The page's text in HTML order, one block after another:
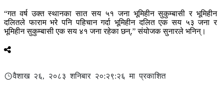
“गत वर्ष उक्त स्थानका सात सय ५१ जना भूमिहीन सुकुम्बासी र भूमिहीन
दलितले फाराम भरे पनि पहिचान गर्दा भूमिहीन दलित एक सय ५३ जना र
भूमिहीन सुकुम्बासी एक सय ४१ जना रहेका छन्,” संयोजक सुनारले भनिन्।
वैशाख २६, २०८३ शनिबार २०:२९:२६ मा प्रकाशित